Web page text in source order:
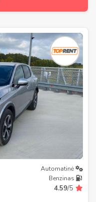
Automatinė
Benzinas
4.59/5